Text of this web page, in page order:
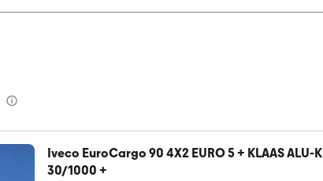
Iveco EuroCargo 90 4X2 EURO 5 + KLAAS ALU-K
30/1000 +